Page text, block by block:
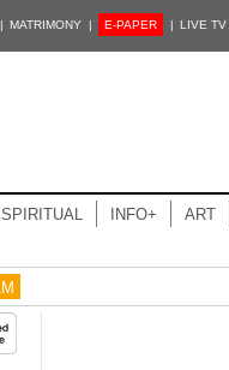
MATRIMONY | E-PAPER | LIVE TV
SPIRITUAL INFO+ ART